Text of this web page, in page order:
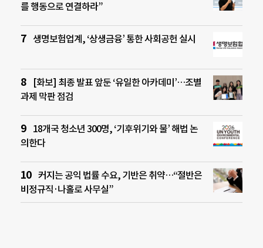
를 행동으로 연결하라”
생명보험업계, ‘상생금융’ 통한 사회공헌 실시
[화보] 최종 발표 앞둔 ‘유일한 아카데미’…조별
과제 막판 점검
18개국 청소년 300명, ‘기후위기와 물’ 해법 논
의한다
커지는 공익 법률 수요, 기반은 취약…“절반은
비정규직·나홀로 사무실”